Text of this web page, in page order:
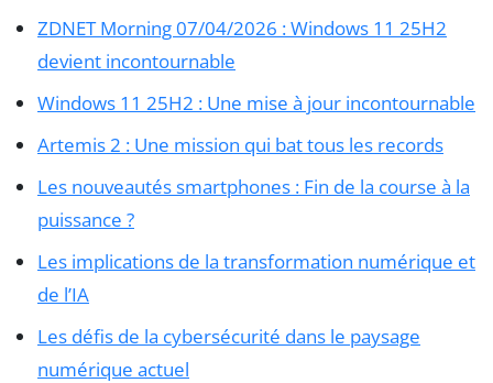
ZDNET Morning 07/04/2026 : Windows 11 25H2
devient incontournable
Windows 11 25H2 : Une mise à jour incontournable
Artemis 2 : Une mission qui bat tous les records
Les nouveautés smartphones : Fin de la course à la
puissance ?
Les implications de la transformation numérique et
de l’IA
Les défis de la cybersécurité dans le paysage
numérique actuel